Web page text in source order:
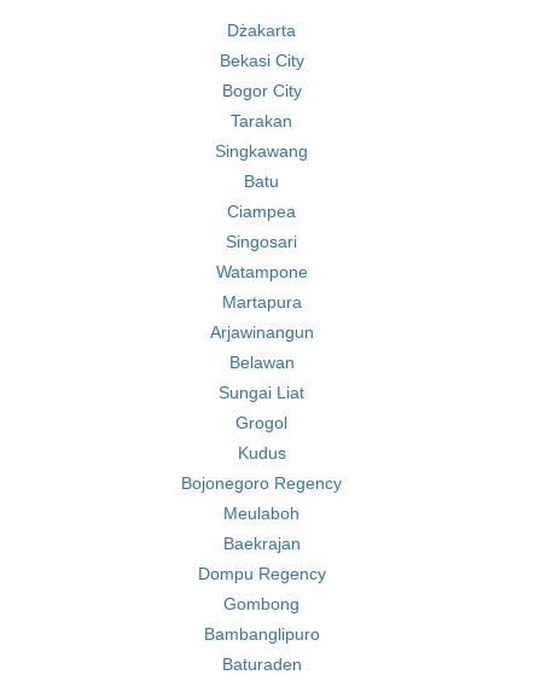
Dżakarta
Bekasi City
Bogor City
Tarakan
Singkawang
Batu
Ciampea
Singosari
Watampone
Martapura
Arjawinangun
Belawan
Sungai Liat
Grogol
Kudus
Bojonegoro Regency
Meulaboh
Baekrajan
Dompu Regency
Gombong
Bambanglipuro
Baturaden